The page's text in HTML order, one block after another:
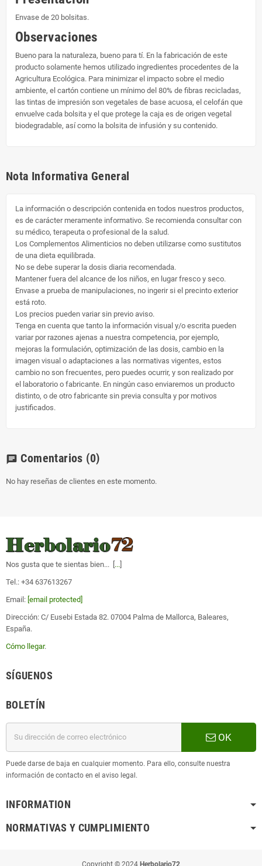
Envase de 20 bolsitas.
Observaciones
Bueno para la naturaleza, bueno para tí. En la fabricación de este
producto solamente hemos utilizado ingredientes procedentes de la
Agricultura Ecológica. Para minimizar el impacto sobre el medio
ambiente, el cartón contiene un mínimo del 80% de fibras recicladas,
las tintas de impresión son vegetales de base acuosa, el celofán que
envuelve cada bolsita y el que protege la caja es de origen vegetal
biodegradable, así como la bolsita de infusión y su contenido.
Nota Informativa General
La información o descripción contenida en todos nuestros productos,
es de carácter meramente informativo. Se recomienda consultar con
su médico, terapeuta o profesional de la salud.
Los Complementos Alimenticios no deben utilizarse como sustitutos
de una dieta equilibrada.
No se debe superar la dosis diaria recomendada.
Mantener fuera del alcance de los niños, en lugar fresco y seco.
Envase a prueba de manipulaciones, no ingerir si el precinto exterior
está roto.
Los precios pueden variar sin previo aviso.
Tenga en cuenta que tanto la información visual y/o escrita pueden
variar por razones ajenas a nuestra competencia, por ejemplo,
mejoras la formulación, optimización de las dosis, cambio en la
imagen visual o adaptaciones a las normativas vigentes, estos
cambio no son frecuentes, pero puedes ocurrir, y son realizado por
el laboratorio o fabricante. En ningún caso enviaremos un producto
distinto, o de otro fabricante sin previa consulta y por motivos
justificados.
chat Comentarios (0)
No hay reseñas de clientes en este momento.
Nos gusta que te sientas bien... [ ...
Tel.: +34 637613267
Email: [email protected]
Dirección: C/ Eusebi Estada 82. 07004 Palma de Mallorca, Baleares,
España.
Cómo llegar.
SÍGUENOS
BOLETÍN
OK
Puede darse de baja en cualquier momento. Para ello, consulte nuestra
información de contacto en el aviso legal.
INFORMATION
NORMATIVAS Y CUMPLIMIENTO
Copyright © 2024 Herbolario72